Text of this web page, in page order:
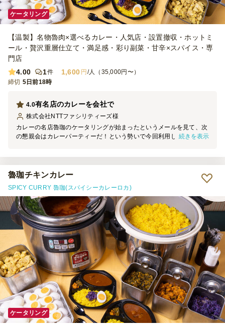
ケータリング
【温製】名物魯肉×選べるカレー・人気店・設置撤収・ホットミ
ール・贅沢重層仕立て・満足感・彩り副菜・甘辛×スパイス・専
門店
4.00
1件 1,600 円 /人（35,000円〜）
締切 5日前18時
有名店のカレーを会社で
4.0
株式会社NTTファシリティーズ様
カレーの名店魯珈のケータリングが始まったというメールを見て、次
の懇親会はカレーパーティーだ！という勢いで今回利用しました。利
ちりでした。 味もおいしかったですし、カレーの配膳をみんなで並
んで待つのも給食みたいで楽しかったです。今回はスタッフの方が2
名来てくださいました。お二人とも親切で丁寧でした。ありがとうご
ざいました。
続きを表示
魯珈チキンカレー
SPICY CURRY 魯珈(スパイシーカレーロカ)
ケータリング